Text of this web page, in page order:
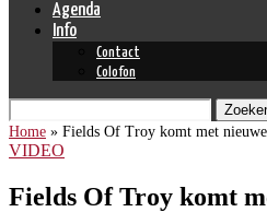
Agenda
Info
Contact
Colofon
Home » Fields Of Troy komt met
VIDEO
Fields Of Troy komt